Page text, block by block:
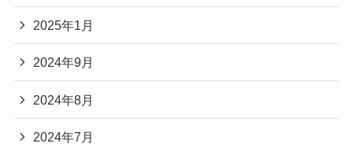
2025年1月
2024年9月
2024年8月
2024年7月